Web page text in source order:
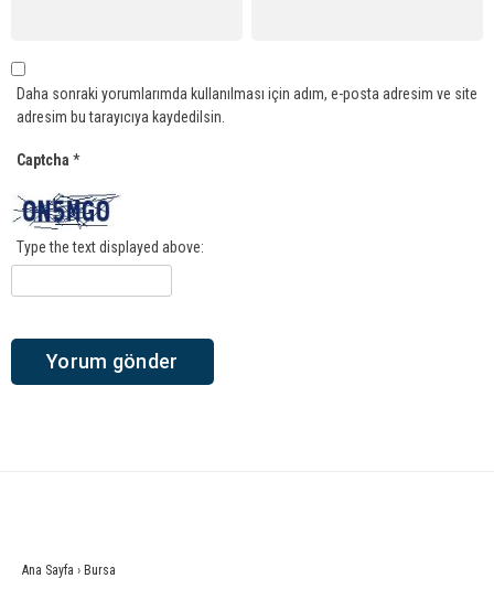
Daha sonraki yorumlarımda kullanılması için adım, e-posta adresim ve site
adresim bu tarayıcıya kaydedilsin.
Captcha *
Type the text displayed above:
Ana Sayfa › Bursa